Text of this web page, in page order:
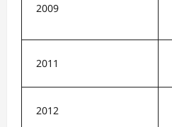
2009
2011
2012